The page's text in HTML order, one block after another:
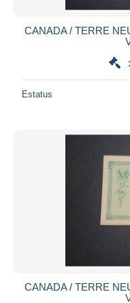
Sólo con descuento
Métodos de pago
PayPal
Bancontact
iDeal
CANADA / TERRE
Estatus
CANADA / TERRE